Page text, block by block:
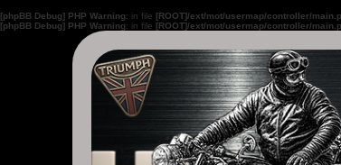
[phpBB Debug] PHP Warning: in file [ROOT]/ext/mot/usermap/controller/
[phpBB Debug] PHP Warning: in file [ROOT]/ext/mot/usermap/controller/
thruxton-
DAS FORUM! Alles rund um die Triumph Modern
Street Cup, America und Speedmaster.